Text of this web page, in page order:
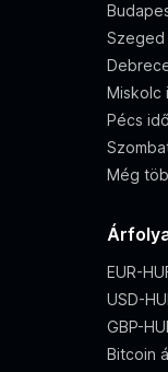
Szeged
Miskolc
Pécs
Még
EUR-
USD-
GBP-
Bitcoin